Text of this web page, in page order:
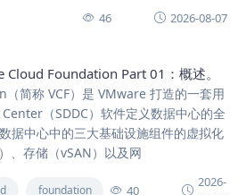
46 2026-08-07
Cloud Foundation Part 01：概述。
简称 VCF）是 VMware 打造的一套用
（SDDC）软件定义数据中心的全
据中心中的三大基础设施组件的虚拟化
、存储（vSAN）以及网
foundation 40
2026-